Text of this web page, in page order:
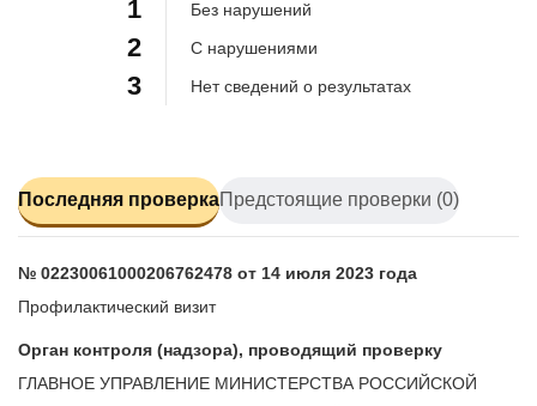
1
2
3
Без нарушений
С нарушениями
Нет сведений о результатах
Последняя проверкаПредстоящие проверки (0)
№ 02230061000206762478 от 14 июля 2023 года
Профилактический визит
Орган контроля (надзора), проводящий проверку
ГЛАВНОЕ УПРАВЛЕНИЕ МИНИСТЕРСТВА РОССИЙСКОЙ